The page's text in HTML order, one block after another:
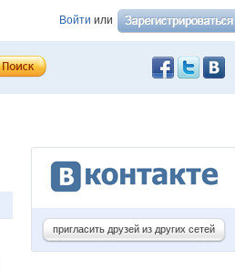
Войти или
пригласить друзей из других сетей